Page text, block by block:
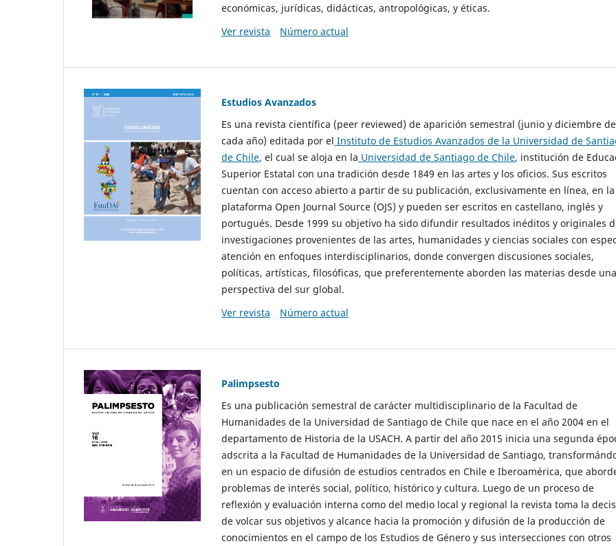
económicas, jurídicas, didácticas, antropológicas, y éticas.
Ver revista
Número actual
Estudios Avanzados
Es una revista científica (peer reviewed) de aparición semestral (junio y diciembre de
cada año) editada por el Instituto de Estudios Avanzados de la Universidad de
de Chile, el cual se aloja en la Universidad de Santiago de Chile, institución de
Superior Estatal con una tradición desde 1849 en las artes y los oficios. Sus escritos
cuentan con acceso abierto a partir de su publicación, exclusivamente en línea, en la
plataforma Open Journal Source (OJS) y pueden ser escritos en castellano, inglés y
portugués. Desde 1999 su objetivo ha sido difundir resultados inéditos y originales
investigaciones provenientes de las artes, humanidades y ciencias sociales con
atención en enfoques interdisciplinarios, donde convergen discusiones sociales,
políticas, artísticas, filosóficas, que preferentemente aborden las materias desde una
perspectiva del sur global.
Ver revista
Número actual
Palimpsesto
Es una publicación semestral de carácter multidisciplinario de la Facultad de
Humanidades de la Universidad de Santiago de Chile que nace en el año 2004 en el
departamento de Historia de la USACH. A partir del año 2015 inicia una segunda
adscrita a la Facultad de Humanidades de la Universidad de Santiago,
en un espacio de difusión de estudios centrados en Chile e Iberoamérica, que
problemas de interés social, político, histórico y cultura. Luego de un proceso de
reflexión y evaluación interna como del medio local y regional la revista toma la
de volcar sus objetivos y alcance hacia la promoción y difusión de la producción de
conocimientos en el campo de los Estudios de Género y sus intersecciones con otros